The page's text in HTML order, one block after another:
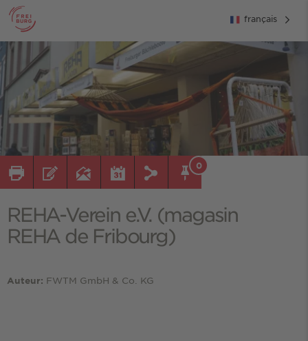
français
0
REHA-Verein e.V. (magasin
REHA de Fribourg)
Auteur: FWTM GmbH & Co. KG